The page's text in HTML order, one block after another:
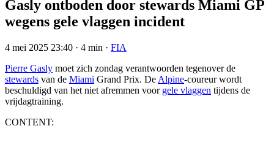
Gasly ontboden door stewards Miami GP
wegens gele vlaggen incident
4 mei 2025 23:40 · 4 min · FIA
Pierre Gasly moet zich zondag verantwoorden tegenover de
stewards van de Miami Grand Prix. De Alpine-coureur wordt
beschuldigd van het niet afremmen voor gele vlaggen tijdens de
vrijdagtraining.
CONTENT: